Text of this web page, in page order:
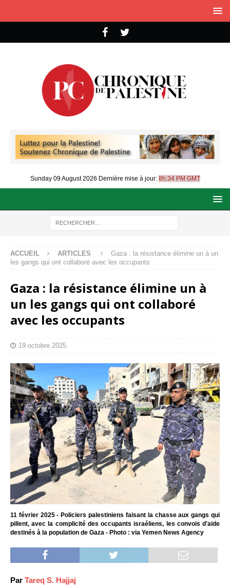
Sunday 09 August 2026 Dernière mise à jour: 8h:34 PM GMT
ACCUEIL ARTICLES
Gaza : la résistance élimine un à un
les gangs qui ont collaboré avec les occupants
Gaza : la résistance élimine un à
un les gangs qui ont collaboré
avec les occupants
19 octobre 2025
11 février 2025 - Policiers palestiniens faisant la chasse aux gangs qui
pillent, avec la complicité des occupants israéliens, les convois d'aide
destinés à la population de Gaza - Photo : via Yemen News Agency
Par Tareq S. Hajjaj